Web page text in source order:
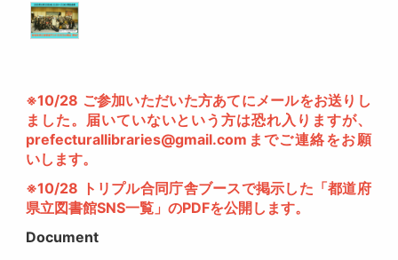
※10/28 ご参加いただいた方あてにメールをお送りし
ました。届いていないという方は恐れ入りますが、
prefecturallibraries@gmail.comまでご連絡をお願
いします。
※10/28 トリプル合同庁舎ブースで掲示した「都道府
県立図書館SNS一覧」のPDFを公開します。
Document